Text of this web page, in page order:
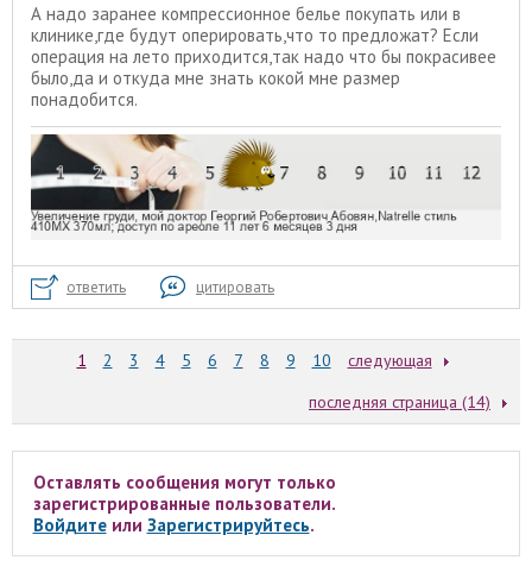
А надо заранее компрессионное белье покупать или в
клинике,где будут оперировать,что то предложат? Если
операция на лето приходится,так надо что бы покрасивее
было,да и откуда мне знать кокой мне размер
понадобится.
ответить цитировать
1 2 3 4 5 6 7 8 9 10
следующая
последняя страница (14)
Оставлять сообщения могут только
зарегистрированные пользователи.
Войдитеили Зарегистрируйтесь.